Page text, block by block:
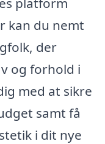
kan du nemt
der
og forhold i
med at sikre
samt få
i dit nye